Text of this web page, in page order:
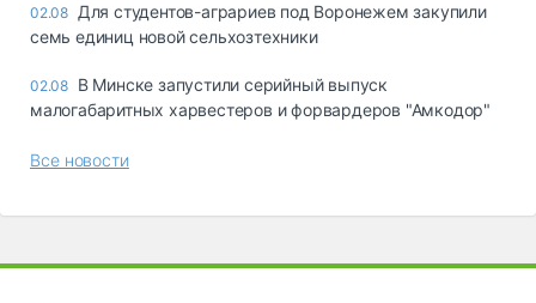
02.08 Для студентов-аграриев под Воронежем закупили
семь единиц новой сельхозтехники
02.08 В Минске запустили серийный выпуск
малогабаритных харвестеров и форвардеров "Амкодор"
Все новости